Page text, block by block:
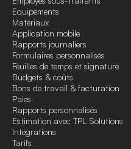
Equipements
Matériaux
Application mobile
Rapports journaliers
Formulaires personnalisés
Feuilles de temps et signature
Budgets & coûts
Bons de travail & facturation
Paies
Rapports personnalisés
Estimation avec TPL Solutions
Intégrations
Tarifs